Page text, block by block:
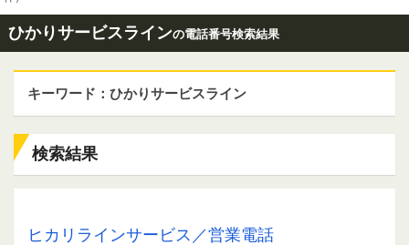
0120-429-313
ひかりサービスラインの電話番号検索結果
キーワード：ひかりサービスライン
検索結果
ヒカリラインサービス／営業電話